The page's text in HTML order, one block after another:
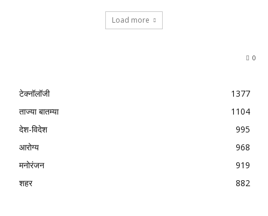
Load more
0
टेक्नॉलॉजी
1377
ताज्या बातम्या
1104
देश-विदेश
995
आरोग्य
968
मनोरंजन
919
शहर
882